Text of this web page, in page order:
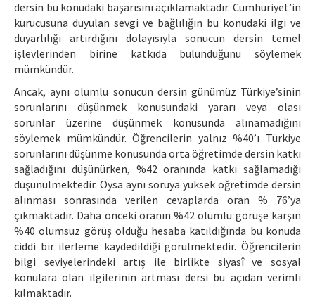
dersin bu konudaki başarısını açıklamaktadır. Cumhuriyet’in
kurucusuna duyulan sevgi ve bağlılığın bu konudaki ilgi ve
duyarlılığı artırdığını dolayısıyla sonucun dersin temel
işlevlerinden birine katkıda bulunduğunu söylemek
mümkündür.
Ancak, aynı olumlu sonucun dersin günümüz Türkiye’sinin
sorunlarını düşünmek konusundaki yararı veya olası
sorunlar üzerine düşünmek konusunda alınamadığını
söylemek mümkündür. Öğrencilerin yalnız %40’ı Türkiye
sorunlarını düşünme konusunda orta öğretimde dersin katkı
sağladığını düşünürken, %42 oranında katkı sağlamadığı
düşünülmektedir. Oysa aynı soruya yüksek öğretimde dersin
alınması sonrasında verilen cevaplarda oran % 76’ya
çıkmaktadır. Daha önceki oranın %42 olumlu görüşe karşın
%40 olumsuz görüş olduğu hesaba katıldığında bu konuda
ciddi bir ilerleme kaydedildiği görülmektedir. Öğrencilerin
bilgi seviyelerindeki artış ile birlikte siyasî ve sosyal
konulara olan ilgilerinin artması dersi bu açıdan verimli
kılmaktadır.